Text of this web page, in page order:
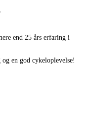
end 25 års erfaring i
en god cykeloplevelse!